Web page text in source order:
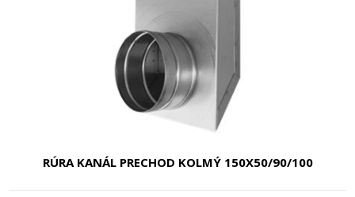
RÚRA KANÁL PRECHOD KOLMÝ 150X50/90/100